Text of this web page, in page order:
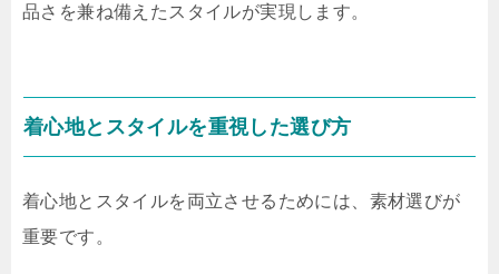
品さを兼ね備えたスタイルが実現します。
着心地とスタイルを重視した選び方
着心地とスタイルを両立させるためには、素材選びが
重要です。